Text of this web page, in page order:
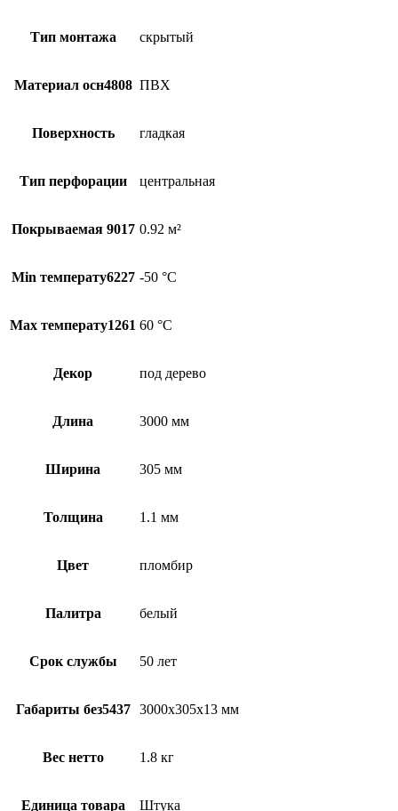
Тип монтажа скрытый
Материал осн4808 ПВХ
Поверхность гладкая
Тип перфорации центральная
Покрываемая 9017 0.92 м²
Min температу6227 -50 °С
Max температу1261 60 °С
Декор под дерево
Длина 3000 мм
Ширина 305 мм
Толщина 1.1 мм
Цвет пломбир
Палитра белый
Срок службы 50 лет
Габариты без5437 3000х305х13 мм
Вес нетто 1.8 кг
Единица товара Штука